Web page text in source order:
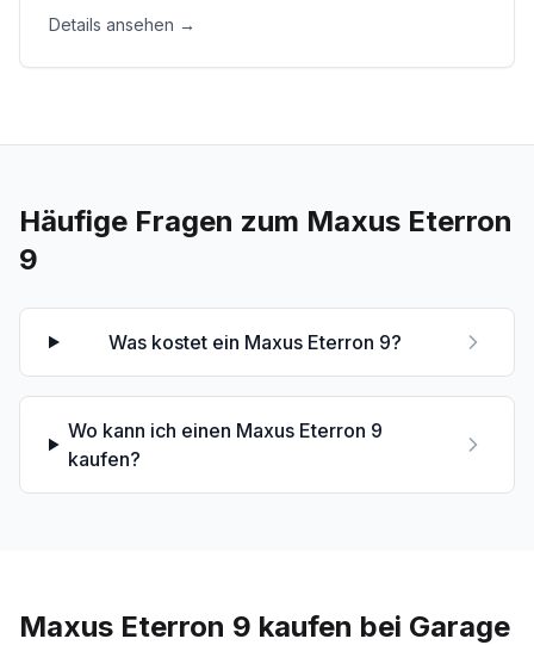
Details ansehen →
Häufige Fragen zum Maxus Eterron
9
Was kostet ein Maxus Eterron 9?
Wo kann ich einen Maxus Eterron 9
kaufen?
Maxus Eterron 9 kaufen bei Garage